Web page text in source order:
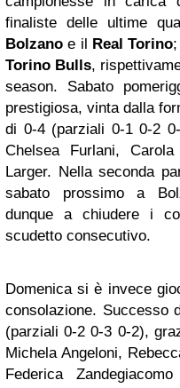
finaliste delle ultime
Bolzano e il Real Torino
Torino Bulls,
season. Sabato
prestigiosa, vinta dalla
di 0-4 (parziali 0-1 0-2
Chelsea Furlani,
Larger. Nella seconda
sabato prossimo a
dunque a chiudere i
scudetto consecutivo.
Domenica si è invece
consolazione. Successo
(parziali 0-2 0-3 0-2),
Michela Angeloni,
Federica